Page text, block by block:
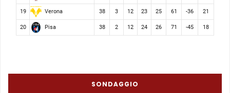
19 Verona 38 3 12 23 25 61 -36 21
20 Pisa 38 2 12 24 26 71 -45 18
SONDAGGIO